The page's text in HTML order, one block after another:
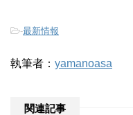
-最新情報
執筆者： yamanoasa
関連記事